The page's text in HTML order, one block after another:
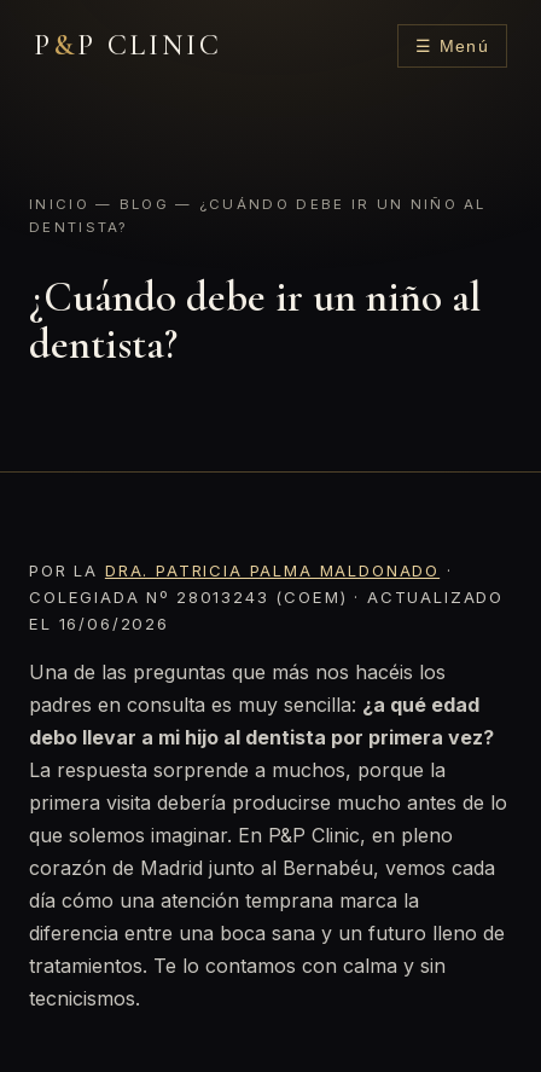
P &P CLINIC ☰ Menú
INICIO — BLOG — ¿CUÁNDO DEBE IR UN NIÑO AL
DENTISTA?
¿Cuándo debe ir un niño al
dentista?
POR LA DRA. PATRICIA PALMA MALDONADO
·
COLEGIADA Nº 28013243 (COEM) · ACTUALIZADO
EL 16/06/2026
Una de las preguntas que más nos hacéis los
padres en consulta es muy sencilla: ¿a qué edad
debo llevar a mi hijo al dentista por primera vez?
La respuesta sorprende a muchos, porque la
primera visita debería producirse mucho antes de lo
que solemos imaginar. En P&P Clinic, en pleno
corazón de Madrid junto al Bernabéu, vemos cada
día cómo una atención temprana marca la
diferencia entre una boca sana y un futuro lleno de
tratamientos. Te lo contamos con calma y sin
tecnicismos.